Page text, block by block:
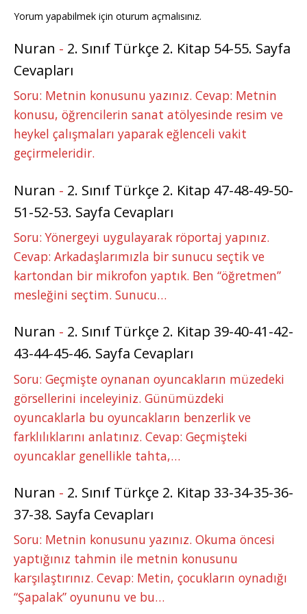
Yorum yapabilmek için oturum açmalısınız.
Nuran - 2. Sınıf Türkçe 2. Kitap 54-55. Sayfa
Cevapları
Soru: Metnin konusunu yazınız. Cevap: Metnin
konusu, öğrencilerin sanat atölyesinde resim ve
heykel çalışmaları yaparak eğlenceli vakit
geçirmeleridir.
Nuran - 2. Sınıf Türkçe 2. Kitap 47-48-49-50-
51-52-53. Sayfa Cevapları
Soru: Yönergeyi uygulayarak röportaj yapınız.
Cevap: Arkadaşlarımızla bir sunucu seçtik ve
kartondan bir mikrofon yaptık. Ben “öğretmen”
mesleğini seçtim. Sunucu…
Nuran - 2. Sınıf Türkçe 2. Kitap 39-40-41-42-
43-44-45-46. Sayfa Cevapları
Soru: Geçmişte oynanan oyuncakların müzedeki
görsellerini inceleyiniz. Günümüzdeki
oyuncaklarla bu oyuncakların benzerlik ve
farklılıklarını anlatınız. Cevap: Geçmişteki
oyuncaklar genellikle tahta,…
Nuran - 2. Sınıf Türkçe 2. Kitap 33-34-35-36-
37-38. Sayfa Cevapları
Soru: Metnin konusunu yazınız. Okuma öncesi
yaptığınız tahmin ile metnin konusunu
karşılaştırınız. Cevap: Metin, çocukların oynadığı
“Şapalak” oyununu ve bu…